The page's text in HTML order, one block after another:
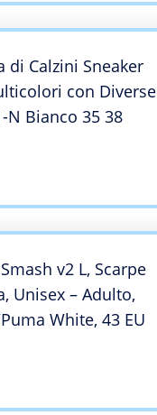
di Calzini Sneaker
con Diverse
N Bianco 35 38
v2 L, Scarpe
Unisex – Adulto,
White, 43 EU